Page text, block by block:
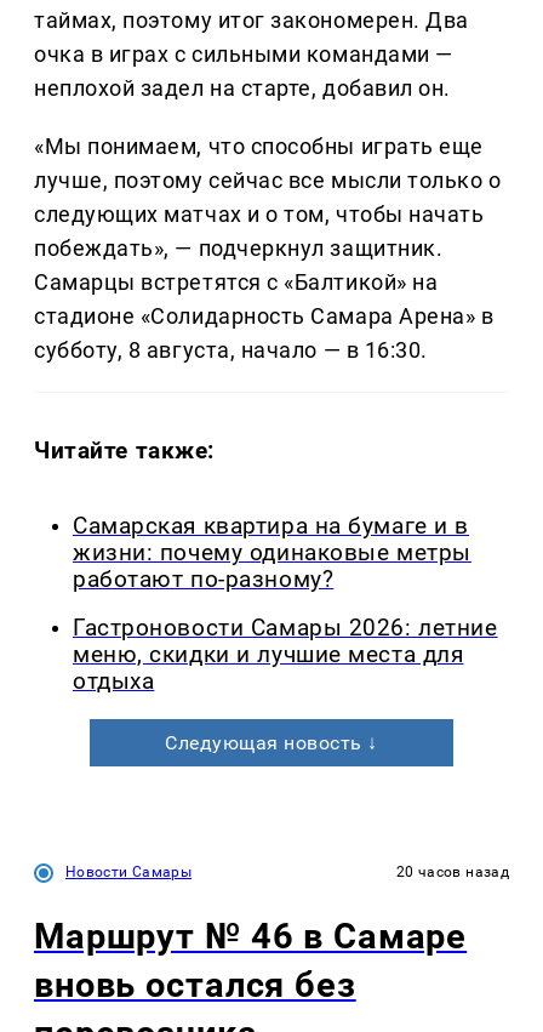
таймах, поэтому итог закономерен. Два
очка в играх с сильными командами —
неплохой задел на старте, добавил он.
«Мы понимаем, что способны играть еще
лучше, поэтому сейчас все мысли только о
следующих матчах и о том, чтобы начать
побеждать», — подчеркнул защитник.
Самарцы встретятся с «Балтикой» на
стадионе «Солидарность Самара Арена» в
субботу, 8 августа, начало — в 16:30.
Читайте также:
Самарская квартира на бумаге и в
жизни: почему одинаковые метры
работают по-разному?
Гастроновости Самары 2026: летние
меню, скидки и лучшие места для
отдыха
Следующая новость ↓
Новости Самары 20 часов назад
Маршрут № 46 в Самаре
вновь остался без